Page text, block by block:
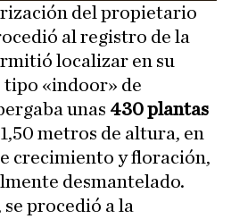
del propietario
al registro de la
localizar en su
«indoor» de
unas 430 plantas
metros de altura, en
crecimiento y floración,
desmantelado.
procedió a la